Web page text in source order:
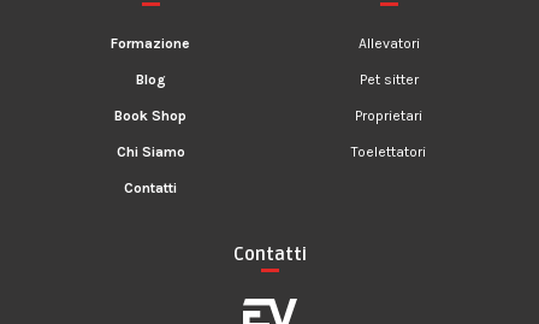
Formazione
Blog
Book Shop
Chi Siamo
Contatti
Allevatori
Pet sitter
Proprietari
Toelettatori
Contatti